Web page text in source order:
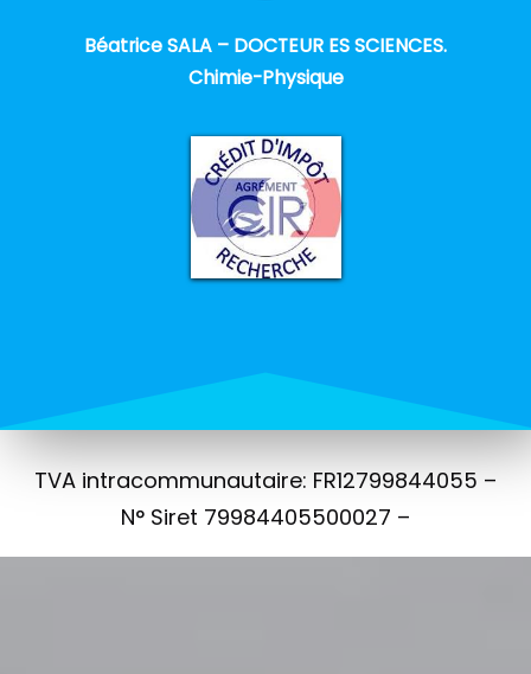
Béatrice SALA – DOCTEUR ES SCIENCES.
Chimie-Physique
TVA intracommunautaire: FR12799844055 –
N° Siret 79984405500027 –